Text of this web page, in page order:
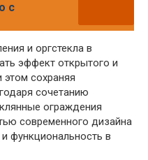
с
и оргстекла в
эффект открытого и
этом сохраняя
сочетанию
ограждения
современного дизайна
функциональность в